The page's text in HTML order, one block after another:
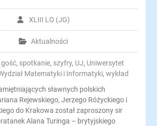
XLIII LO (JG)
Aktualności
gość, spotkanie, szyfry, UJ, Uniwersytet
Matematyki i Informatyki,wykład
sławnych polskich
Rejewskiego, Jerzego Różyckiego i
do Krakowa został zaproszony sir
Alana Turinga – brytyjskiego